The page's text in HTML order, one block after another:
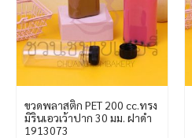
ขวดพลาสติก PET 200 cc.ทรง
มิรินเอวเว้าปาก 30 มม. ฝาดำ
1913073